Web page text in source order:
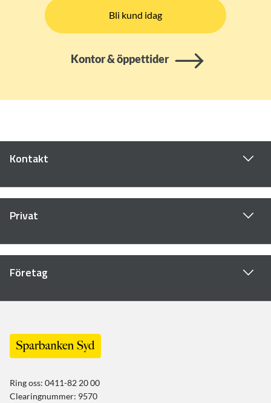
Bli kund idag
Kontor & öppettider
Kontakt
Privat
Företag
Ring oss: 0411-82 20 00
Clearingnummer: 9570